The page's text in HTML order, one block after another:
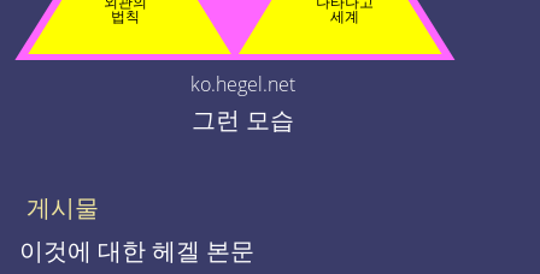
법칙 세계
ko.hegel.net
그런 모습
게시물
이것에 대한 헤겔 본문